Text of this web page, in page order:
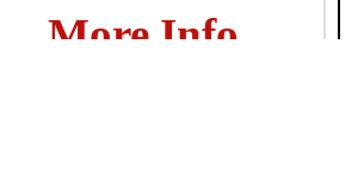
More Info.